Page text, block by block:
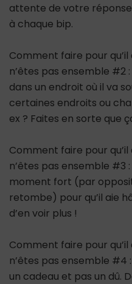
attente de votre
à chaque bip.
Comment faire pour
n’êtes pas ensemble #2
dans un endroit où il va
certaines endroits ou
ex ? Faites en sorte que
Comment faire pour
n’êtes pas ensemble #3
moment fort (par
retombe) pour qu’il aie
d’en voir plus !
Comment faire pour
n’êtes pas ensemble
un cadeau et pas un dû.